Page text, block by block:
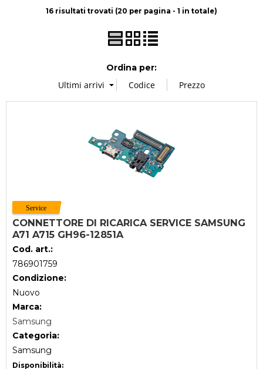
16 risultati trovati (20 per pagina - 1 in totale)
Ordina per:
CONNETTORE DI RICARICA SERVICE SAMSUNG
A71 A715 GH96-12851A
Cod. art.:
786901759
Condizione:
Nuovo
Marca:
Samsung
Categoria:
Samsung
Disponibilità: